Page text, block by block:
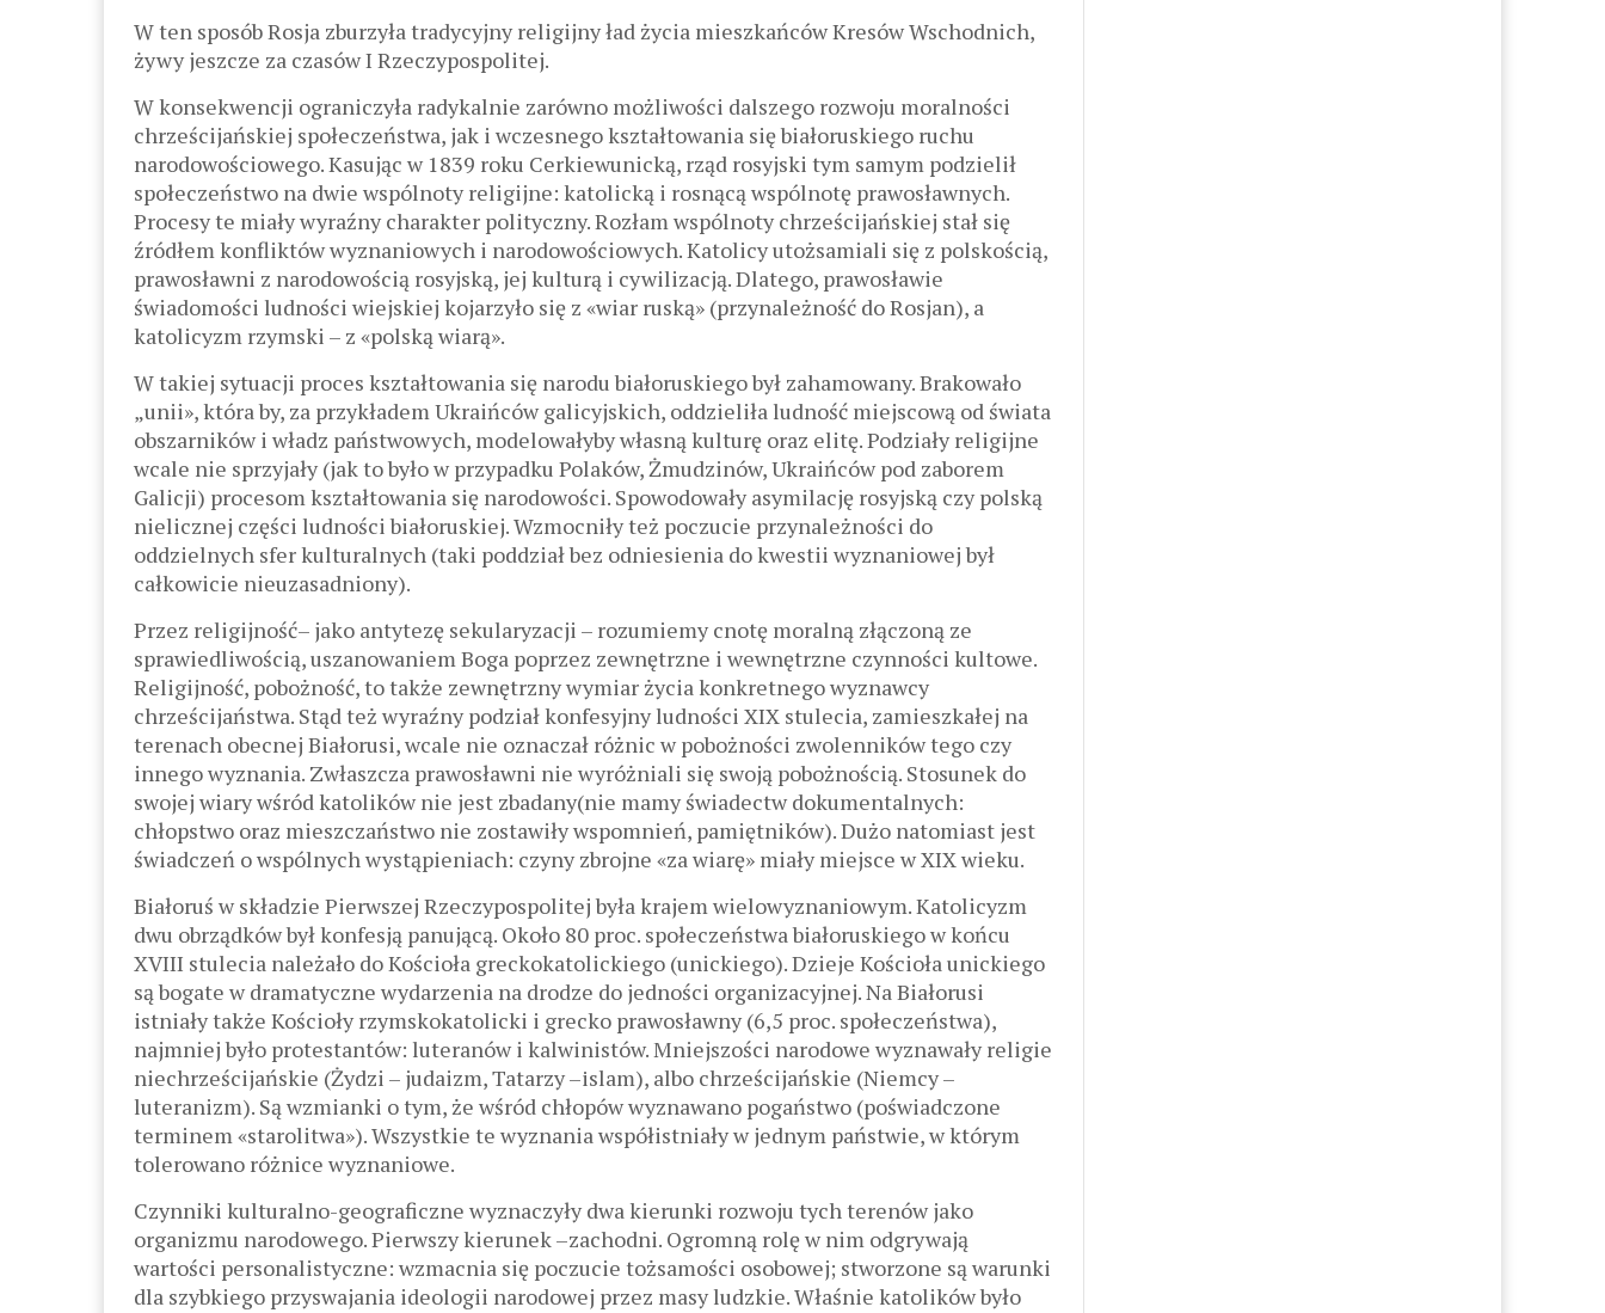
W ten sposób Rosja zburzyła tradycyjny religijny ład życia mieszkańców Kresów Wschodnich,
żywy jeszcze za czasów I Rzeczypospolitej.
W konsekwencji ograniczyła radykalnie zarówno możliwości dalszego rozwoju moralności
chrześcijańskiej społeczeństwa, jak i wczesnego kształtowania się białoruskiego ruchu
narodowościowego. Kasując w 1839 roku Cerkiewunicką, rząd rosyjski tym samym podzielił
społeczeństwo na dwie wspólnoty religijne: katolicką i rosnącą wspólnotę prawosławnych.
Procesy te miały wyraźny charakter polityczny. Rozłam wspólnoty chrześcijańskiej stał się
źródłem konfliktów wyznaniowych i narodowościowych. Katolicy utożsamiali się z polskością,
prawosławni z narodowością rosyjską, jej kulturą i cywilizacją. Dlatego, prawosławie
świadomości ludności wiejskiej kojarzyło się z «wiar ruską» (przynależność do Rosjan), a
katolicyzm rzymski – z «polską wiarą».
W takiej sytuacji proces kształtowania się narodu białoruskiego był zahamowany. Brakowało
„unii», która by, za przykładem Ukraińców galicyjskich, oddzieliła ludność miejscową od świata
obszarników i władz państwowych, modelowałyby własną kulturę oraz elitę. Podziały religijne
wcale nie sprzyjały (jak to było w przypadku Polaków, Żmudzinów, Ukraińców pod zaborem
Galicji) procesom kształtowania się narodowości. Spowodowały asymilację rosyjską czy polską
nielicznej części ludności białoruskiej. Wzmocniły też poczucie przynależności do
oddzielnych sfer kulturalnych (taki poddział bez odniesienia do kwestii wyznaniowej był
całkowicie nieuzasadniony).
Przez religijność– jako antytezę sekularyzacji – rozumiemy cnotę moralną złączoną ze
sprawiedliwością, uszanowaniem Boga poprzez zewnętrzne i wewnętrzne czynności kultowe.
Religijność, pobożność, to także zewnętrzny wymiar życia konkretnego wyznawcy
chrześcijaństwa. Stąd też wyraźny podział konfesyjny ludności XIX stulecia, zamieszkałej na
terenach obecnej Białorusi, wcale nie oznaczał różnic w pobożności zwolenników tego czy
innego wyznania. Zwłaszcza prawosławni nie wyróżniali się swoją pobożnością. Stosunek do
swojej wiary wśród katolików nie jest zbadany(nie mamy świadectw dokumentalnych:
chłopstwo oraz mieszczaństwo nie zostawiły wspomnień, pamiętników). Dużo natomiast jest
świadczeń o wspólnych wystąpieniach: czyny zbrojne «za wiarę» miały miejsce w XIX wieku.
Białoruś w składzie Pierwszej Rzeczypospolitej była krajem wielowyznaniowym. Katolicyzm
dwu obrządków był konfesją panującą. Około 80 proc. społeczeństwa białoruskiego w końcu
ХVIII stulecia należało do Kościoła greckokatolickiego (unickiego). Dzieje Kościoła unickiego
są bogate w dramatyczne wydarzenia na drodze do jedności organizacyjnej. Na Białorusi
istniały także Kościoły rzymskokatolicki i grecko prawosławny (6,5 proc. społeczeństwa),
najmniej było protestantów: luteranów i kalwinistów. Mniejszości narodowe wyznawały religie
niechrześcijańskie (Żydzi – judaizm, Tatarzy –іslam), albo chrześcijańskie (Niemcy –
luteranizm). Są wzmianki o tym, że wśród chłopów wyznawano pogaństwo (poświadczone
terminem «starolitwa»). Wszystkie te wyznania współistniały w jednym państwie, w którym
tolerowano różnice wyznaniowe.
Czynniki kulturalno-geograficzne wyznaczyły dwa kierunki rozwoju tych terenów jako
organizmu narodowego. Pierwszy kierunek –zachodni. Ogromną rolę w nim odgrywają
wartości personalistyczne: wzmacnia się poczucie tożsamości osobowej; stworzone są warunki
dla szybkiego przyswajania ideologii narodowej przez masy ludzkie. Właśnie katolików było